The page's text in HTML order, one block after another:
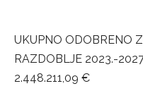
UKUPNO ODOBRENO
RAZDOBLJE 2023.-
2.448.211,09 €